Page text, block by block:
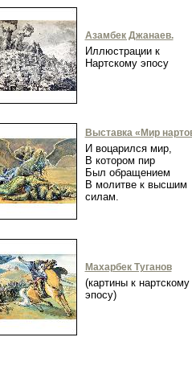
Азамбек Джанаев.
Иллюстрации к
Нартскому эпосу
Выставка «Мир
И воцарился мир,
В котором пир
Был обращением
В молитве к высшим
силам.
Махарбек Туганов
(картины к нартскому
эпосу)